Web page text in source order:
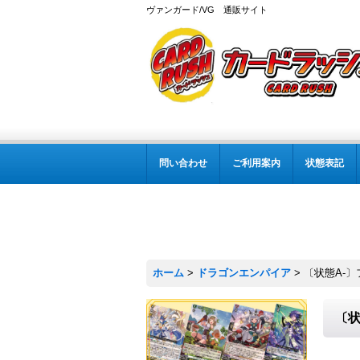
ヴァンガード/VG 通販サイト
問い合わせ ご利用案内 状態表記
ホーム > ドラゴンエンパイア > 〔状態A-
〔